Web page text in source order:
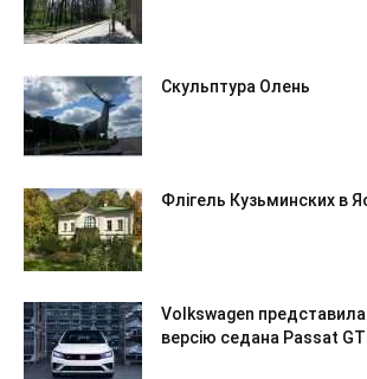
Скульптура Олень
Флігель Кузьминских в
Volkswagen
версію седана Passat GT